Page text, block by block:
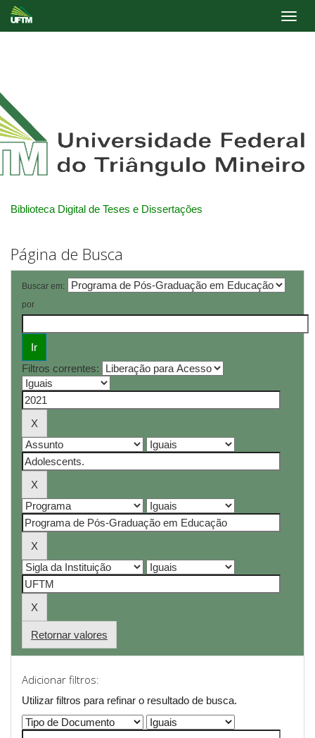
Biblioteca Digital de Teses e Dissertações
Página de Busca
Buscar em:
por
Filtros correntes:
Retornar valores
Adicionar filtros:
Utilizar filtros para refinar o resultado de busca.